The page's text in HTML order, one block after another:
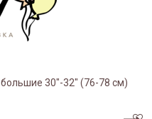
большие 30"-32" (76-78 см)